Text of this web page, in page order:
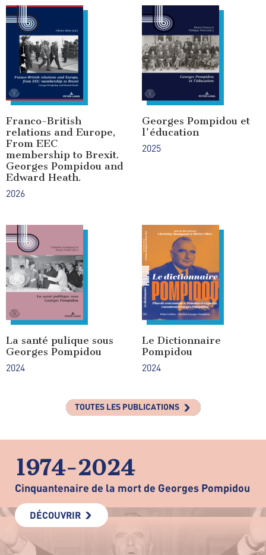
Franco-British
relations and Europe,
From EEC
membership to Brexit.
Georges Pompidou and
Edward Heath.
2026
Georges Pompidou et
l'éducation
2025
La santé pulique sous
Georges Pompidou
2024
Le Dictionnaire
Pompidou
2024
TOUTES LES PUBLICATIONS
1974-2024
Cinquantenaire de la mort de Georges Pompidou
DÉCOUVRIR